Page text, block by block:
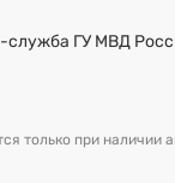
служба ГУ МВД
только при наличии